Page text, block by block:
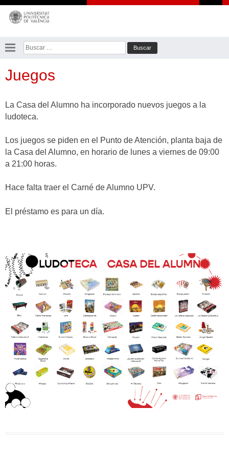
Saltar
contenido
Buscar:
Juegos
La Casa del Alumno ha incorporado nuevos juegos a la
ludoteca.
Los juegos se piden en el Punto de Atención, planta baja de
la Casa del Alumno, en horario de lunes a viernes de 09:00
a 21:00 horas.
Hace falta traer el Carné de Alumno UPV.
El préstamo es para un día.